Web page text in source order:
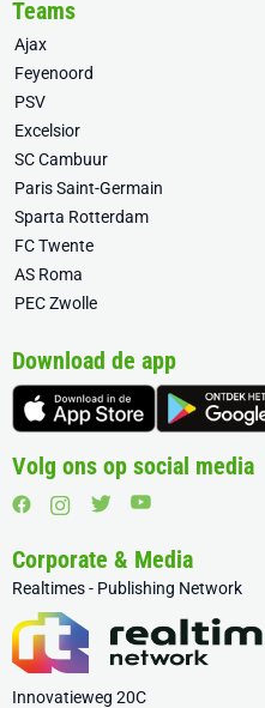
Teams
Ajax
Feyenoord
PSV
Excelsior
SC Cambuur
Paris Saint-Germain
Sparta Rotterdam
FC Twente
AS Roma
PEC Zwolle
Download de app
Volg ons op social media
Corporate & Media
Realtimes - Publishing Network
Innovatieweg 20C